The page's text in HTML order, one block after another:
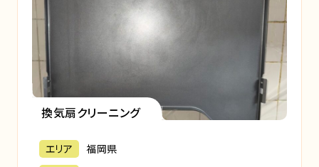
換気扇クリーニング
エリア
福岡県